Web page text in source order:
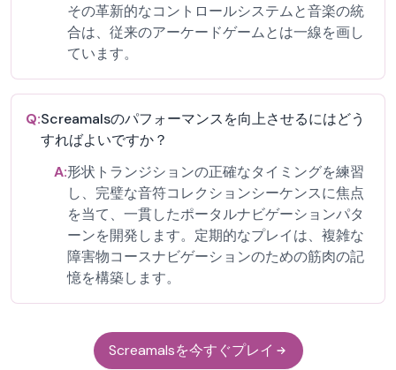
その革新的なコントロールシステムと音楽の統
合は、従来のアーケードゲームとは一線を画し
ています。
Q:Screamalsのパフォーマンスを向上させるにはどう
すればよいですか？
A:形状トランジションの正確なタイミングを練習
し、完璧な音符コレクションシーケンスに焦点
を当て、一貫したポータルナビゲーションパタ
ーンを開発します。定期的なプレイは、複雑な
障害物コースナビゲーションのための筋肉の記
憶を構築します。
Screamalsを今すぐプレイ